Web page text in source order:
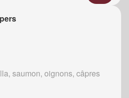
saumon, oignons, câpres